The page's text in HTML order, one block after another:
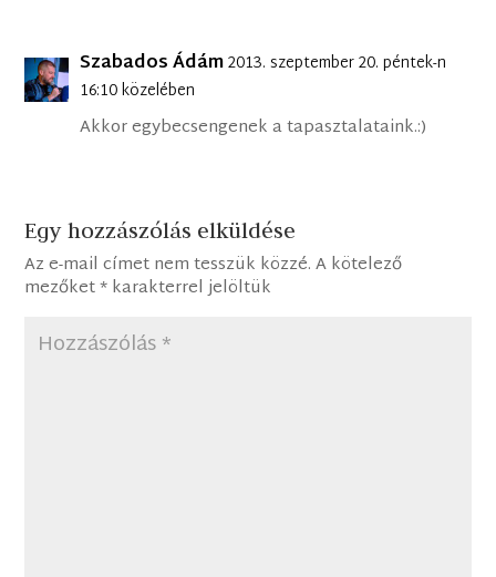
Szabados Ádám2013. szeptember 20. péntek-n
16:10 közelében
Akkor egybecsengenek a tapasztalataink.:)
Egy hozzászólás elküldése
Az e-mail címet nem tesszük közzé. A kötelező
mezőket*karakterrel jelöltük